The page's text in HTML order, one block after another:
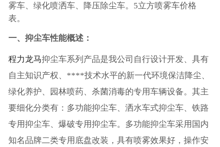
雾车、绿化喷洒车、降压除尘车。5立方喷雾车价格
表。
一、抑尘车性能概述：
程力龙马抑尘车系列产品是我公司自行设计开发、具有
自主知识产权、****技术水平的新一代环境保洁降尘、
绿化养护、园林喷药、杀菌消毒的专用车辆设备。其主
要细化分类有：多功能抑尘车、洒水车式抑尘车、铁路
专用抑尘车、爆破专用抑尘车。多功能抑尘车采用国内
知名品牌二类专用底盘改装，具有喷雾效果好，操作安